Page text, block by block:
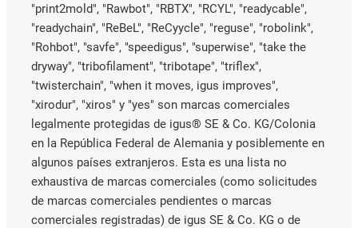
"print2mold", "Rawbot", "RBTX", "RCYL", "readycable",
"readychain", "ReBeL", "ReCyycle", "reguse", "robolink",
"Rohbot", "savfe", "speedigus", "superwise", "take the
dryway", "tribofilament", "tribotape", "triflex",
"twisterchain", "when it moves, igus improves",
"xirodur", "xiros" y "yes" son marcas comerciales
legalmente protegidas de igus® SE & Co. KG/Colonia
en la República Federal de Alemania y posiblemente en
algunos países extranjeros. Esta es una lista no
exhaustiva de marcas comerciales (como solicitudes
de marcas comerciales pendientes o marcas
comerciales registradas) de igus SE & Co. KG o de